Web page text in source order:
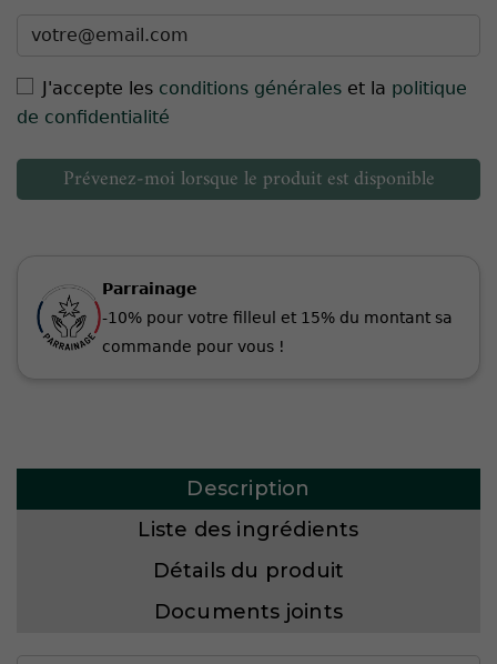
J'accepte les conditions générales et la politique
de confidentialité
Prévenez-moi lorsque le produit est disponible
Parrainage
-10% pour votre filleul et 15% du montant sa
commande pour vous !
Description
Liste des ingrédients
Détails du produit
Documents joints